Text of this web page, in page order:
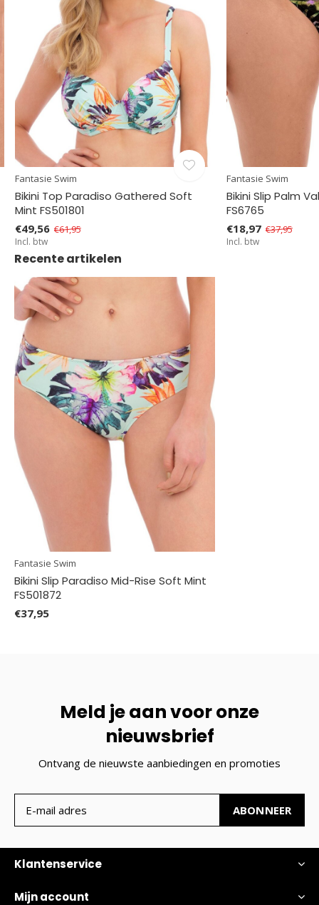
Fantasie Swim
Bikini Top Paradiso Gathered Soft
Mint FS501801
€49,56 €61,95
Incl. btw
Fantasie Swim
Bikini Slip Palm
FS6765
€18,97 €37,95
Incl. btw
Recente artikelen
Fantasie Swim
Bikini Slip Paradiso Mid-Rise Soft Mint
FS501872
€37,95
Meld je aan voor onze
nieuwsbrief
Ontvang de nieuwste aanbiedingen en promoties
ABONNEER
Klantenservice
Mijn account